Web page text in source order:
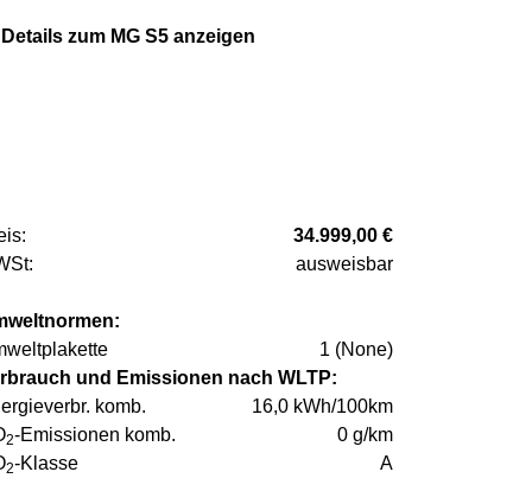
zum MG S5 anzeigen
34.999,00 €
ausweisbar
1 (None)
und Emissionen nach WLTP:
komb.
16,0 kWh/100km
2-Emissionen komb.
0 g/km
2-Klasse A